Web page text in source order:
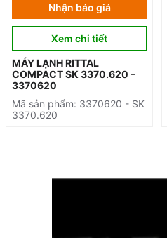
Nhận báo giá
Xem chi tiết
MÁY LẠNH RITTAL
COMPACT SK 3370.620 –
3370620
Mã sản phẩm: 3370620 - SK
3370.620